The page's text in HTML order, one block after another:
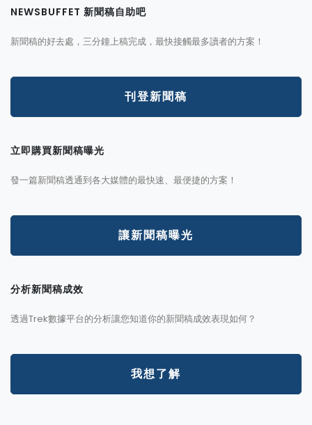
NEWSBUFFET 新聞稿自助吧
新聞稿的好去處，三分鐘上稿完成，最快接觸最多讀者的方案！
刊登新聞稿
立即購買新聞稿曝光
發一篇新聞稿透通到各大媒體的最快速、最便捷的方案！
讓新聞稿曝光
分析新聞稿成效
透過Trek數據平台的分析讓您知道你的新聞稿成效表現如何？
我想了解